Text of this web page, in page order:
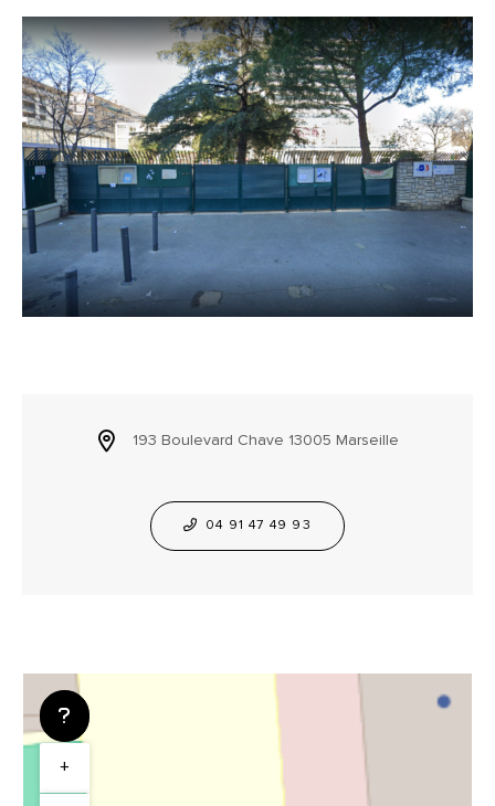
193 Boulevard Chave 13005 Marseille
04 91 47 49 93
+